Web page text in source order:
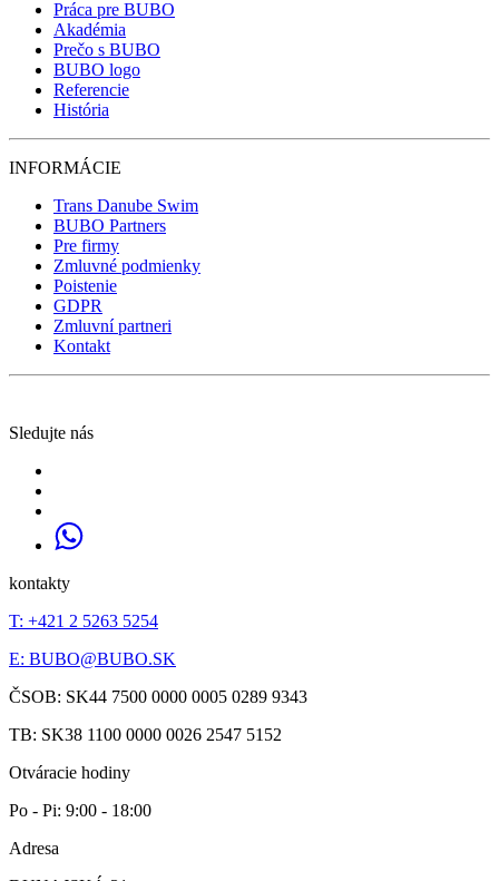
Práca pre BUBO
Akadémia
Prečo s BUBO
BUBO logo
Referencie
História
INFORMÁCIE
Trans Danube Swim
BUBO Partners
Pre firmy
Zmluvné podmienky
Poistenie
GDPR
Zmluvní partneri
Kontakt
Sledujte nás
kontakty
T: +421 2 5263 5254
E: BUBO@BUBO.SK
ČSOB: SK44 7500 0000 0005 0289 9343
TB: SK38 1100 0000 0026 2547 5152
Otváracie hodiny
Po - Pi: 9:00 - 18:00
Adresa